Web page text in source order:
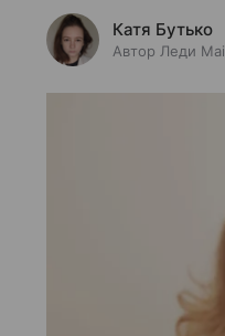
Катя Бутько
Автор Леди